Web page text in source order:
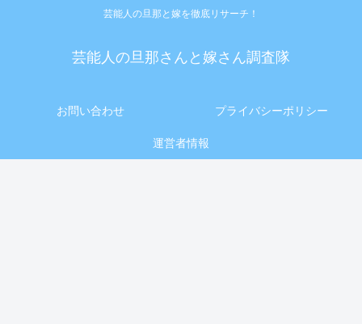
芸能人の旦那と嫁を徹底リサーチ！
芸能人の旦那さんと嫁さん調査隊
お問い合わせ プライバシーポリシー
運営者情報